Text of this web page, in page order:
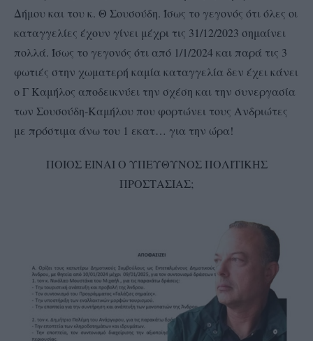
Δήμου και του κ. Θ Σουσούδη. Ίσως το γεγονός ότι όλες οι
καταγγελίες έχουν γίνει μέχρι τις 31/12/2023 σημαίνει
πολλά. Ίσως το γεγονός ότι από 1/1/2024 και παρά τις 3
φωτιές στην χωματερή καμία καταγγελία δεν έχει κάνει
ο Γ Καμήλος αποδεικνύει την σχέση και την συνεργασία
των Σουσούδη-Καμήλου που φορτώνει τους Ανδριώτες
με πρόστιμα άνω του 1 εκατ… για την ώρα!
ΠΟΙΟΣ ΕΙΝΑΙ Ο ΥΠΕΥΘΥΝΟΣ ΠΟΛΙΤΙΚΗΣ
ΠΡΟΣΤΑΣΙΑΣ;